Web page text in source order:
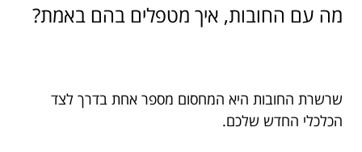
מה עם החובות, איך מטפלים בהם באמת?
שרשרת החובות היא המחסום מספר אחת בדרך לצד
הכלכלי החדש שלכם.